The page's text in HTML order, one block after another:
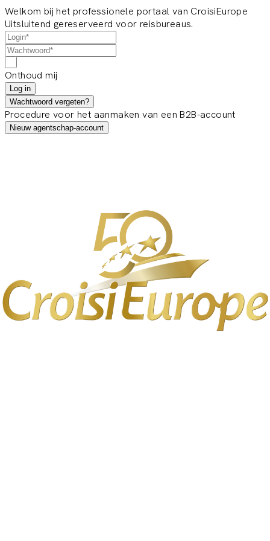
Welkom bij het professionele portaal van CroisiEurope
Uitsluitend gereserveerd voor reisbureaus.
Onthoud mij
Log in
Wachtwoord vergeten?
Procedure voor het aanmaken van een B2B-account
Nieuw agentschap-account